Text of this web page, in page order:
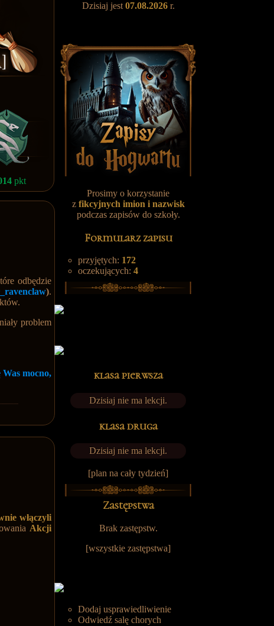
pkt
odbędzie
).
problem
Was mocno,
włączyli
Akcji
Dzisiaj jest 07.08.2026r.
Prosimy o korzystanie
z fikcyjnych imion i nazwisk
podczas zapisów do szkoły.
Formularz zapisu
przyjętych: 172
oczekujących: 4
klasa pierwsza
Dzisiaj nie ma lekcji.
klasa druga
Dzisiaj nie ma lekcji.
[plan na cały tydzień]
Zastępstwa
Brak zastępstw.
[wszystkie zastępstwa]
Dodaj usprawiedliwienie
Odwiedź salę chorych